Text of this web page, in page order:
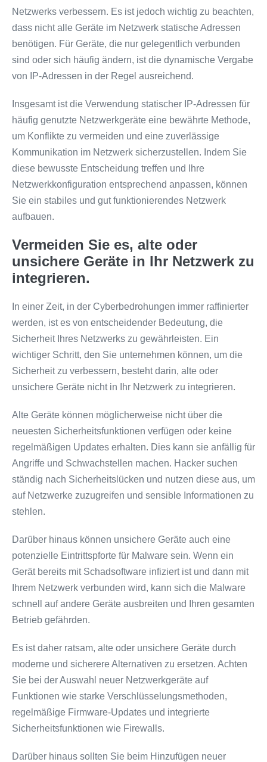
Netzwerks verbessern. Es ist jedoch wichtig zu beachten,
dass nicht alle Geräte im Netzwerk statische Adressen
benötigen. Für Geräte, die nur gelegentlich verbunden
sind oder sich häufig ändern, ist die dynamische Vergabe
von IP-Adressen in der Regel ausreichend.
Insgesamt ist die Verwendung statischer IP-Adressen für
häufig genutzte Netzwerkgeräte eine bewährte Methode,
um Konflikte zu vermeiden und eine zuverlässige
Kommunikation im Netzwerk sicherzustellen. Indem Sie
diese bewusste Entscheidung treffen und Ihre
Netzwerkkonfiguration entsprechend anpassen, können
Sie ein stabiles und gut funktionierendes Netzwerk
aufbauen.
Vermeiden Sie es, alte oder
unsichere Geräte in Ihr Netzwerk zu
integrieren.
In einer Zeit, in der Cyberbedrohungen immer raffinierter
werden, ist es von entscheidender Bedeutung, die
Sicherheit Ihres Netzwerks zu gewährleisten. Ein
wichtiger Schritt, den Sie unternehmen können, um die
Sicherheit zu verbessern, besteht darin, alte oder
unsichere Geräte nicht in Ihr Netzwerk zu integrieren.
Alte Geräte können möglicherweise nicht über die
neuesten Sicherheitsfunktionen verfügen oder keine
regelmäßigen Updates erhalten. Dies kann sie anfällig für
Angriffe und Schwachstellen machen. Hacker suchen
ständig nach Sicherheitslücken und nutzen diese aus, um
auf Netzwerke zuzugreifen und sensible Informationen zu
stehlen.
Darüber hinaus können unsichere Geräte auch eine
potenzielle Eintrittspforte für Malware sein. Wenn ein
Gerät bereits mit Schadsoftware infiziert ist und dann mit
Ihrem Netzwerk verbunden wird, kann sich die Malware
schnell auf andere Geräte ausbreiten und Ihren gesamten
Betrieb gefährden.
Es ist daher ratsam, alte oder unsichere Geräte durch
moderne und sicherere Alternativen zu ersetzen. Achten
Sie bei der Auswahl neuer Netzwerkgeräte auf
Funktionen wie starke Verschlüsselungsmethoden,
regelmäßige Firmware-Updates und integrierte
Sicherheitsfunktionen wie Firewalls.
Darüber hinaus sollten Sie beim Hinzufügen neuer